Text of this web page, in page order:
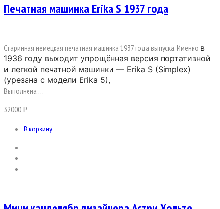
Печатная машинка Erika S 1937 года
Старинная немецкая печатная машинка 1937 года выпуска. Именно в
1936 году выходит упрощённая версия портативной
и легкой печатной машинки — Erika S (Simplex)
(урезана с модели Erika 5),
Выполнена …
32000Р
В корзину